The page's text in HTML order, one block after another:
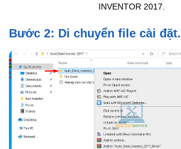
INVENTOR 2017.
Bước 2: Di chuyển file cài đặt.